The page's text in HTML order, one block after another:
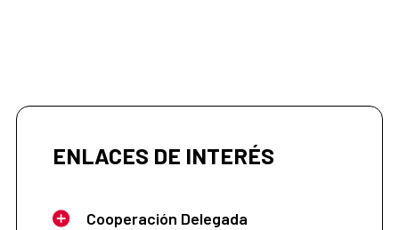
ENLACES DE INTERÉS
Cooperación Delegada